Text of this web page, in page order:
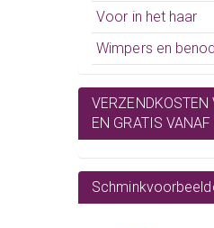
Voor in het haar
Wimpers en
EN GRATIS